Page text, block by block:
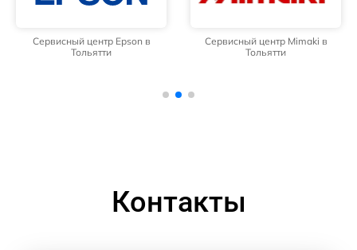
Сервисный центр Epson в
Тольятти
Сервисный центр Mimaki в
Тольятти
Контакты